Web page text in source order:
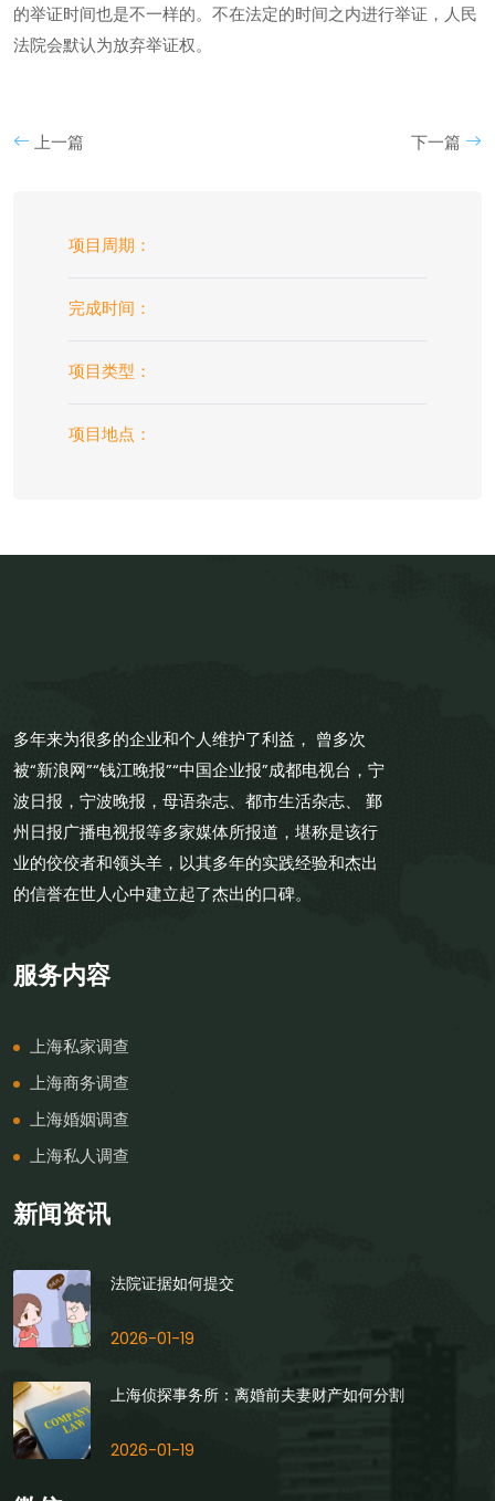
的举证时间也是不一样的。不在法定的时间之内进行举证，人民
法院会默认为放弃举证权。
上一篇 下一篇
项目周期：
完成时间：
项目类型：
项目地点：
多年来为很多的企业和个人维护了利益， 曾多次
被“新浪网”“钱江晚报”“中国企业报”成都电视台，宁
波日报，宁波晚报，母语杂志、都市生活杂志、 鄞
州日报广播电视报等多家媒体所报道，堪称是该行
业的佼佼者和领头羊，以其多年的实践经验和杰出
的信誉在世人心中建立起了杰出的口碑。
服务内容
上海私家调查
上海商务调查
上海婚姻调查
上海私人调查
新闻资讯
法院证据如何提交
2026-01-19
上海侦探事务所：离婚前夫妻财产如何分割
2026-01-19